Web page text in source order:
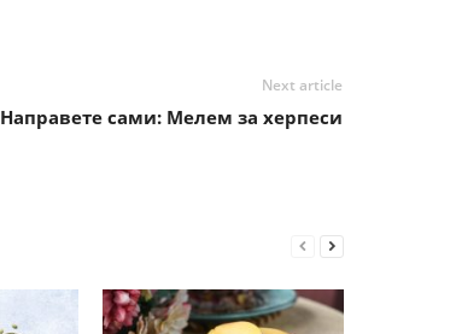
Next article
Направете сами: Мелем за херпеси